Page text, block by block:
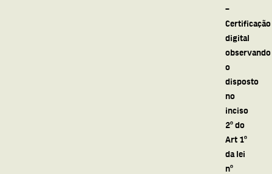
–
Certificação
digital
observando
o
disposto
no
inciso
2º do
Art 1º
da lei
nº